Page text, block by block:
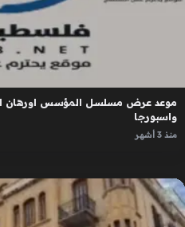
واسبورجا
منذ 3 أشهر